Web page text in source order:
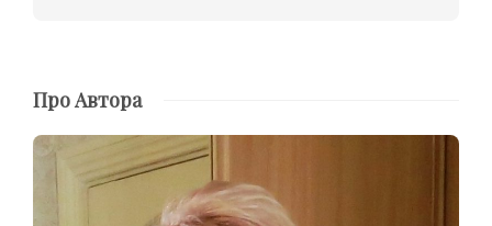
Про Автора